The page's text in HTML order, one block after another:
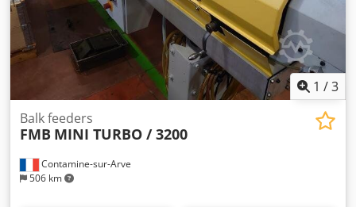
1 /3
Contamine-sur-Arve
506 km
Balk feeders
FMB MINI TURBO / 3200